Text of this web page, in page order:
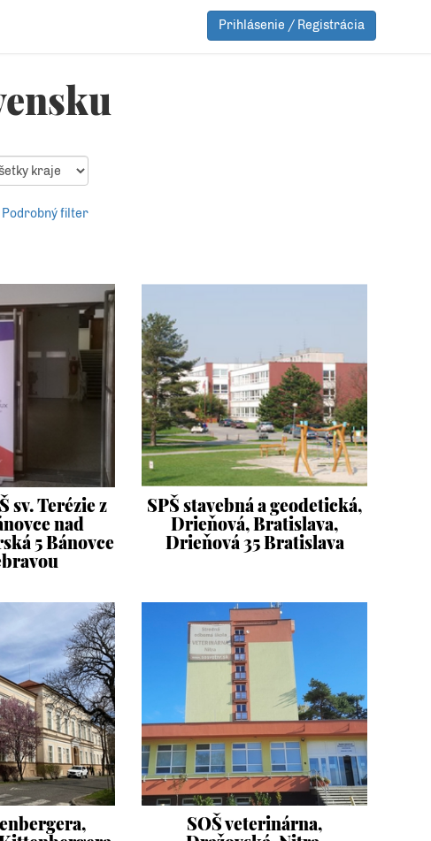
Prihlásenie / Registrácia
Podrobný filter
sv. Terézie z
nad
5 Bánovce
SPŠ stavebná a geodetická,
Drieňová, Bratislava,
Drieňová 35 Bratislava
SOŠ veterinárna,